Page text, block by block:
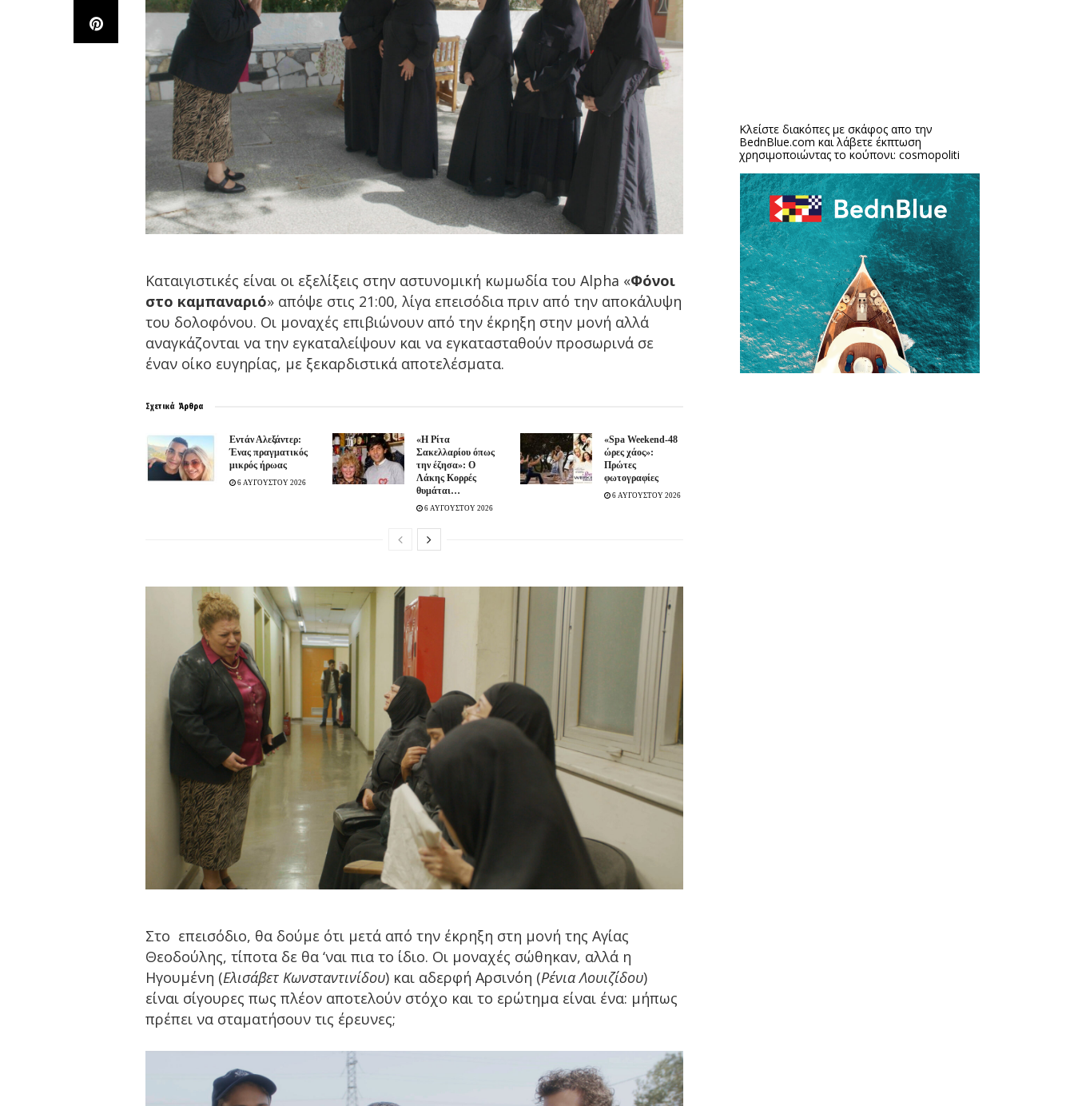
Καταιγιστικές είναι οι εξελίξεις στην αστυνομική κωμωδία του Alpha «Φόνοι
στο καμπαναριό» απόψε στις 21:00, λίγα επεισόδια πριν από την αποκάλυψη
του δολοφόνου. Οι μοναχές επιβιώνουν από την έκρηξη στην μονή αλλά
αναγκάζονται να την εγκαταλείψουν και να εγκατασταθούν προσωρινά σε
έναν οίκο ευγηρίας, με ξεκαρδιστικά αποτελέσματα.
Σχετικά Άρθρα
Εντάν Αλεξάντερ:
Ένας πραγματικός
μικρός ήρωας
6 ΑΥΓΟΥΣΤΟΥ 2026
«Η Ρίτα
Σακελλαρίου όπως
την έζησα»: Ο
Λάκης Κορρές
θυμάται…
6 ΑΥΓΟΥΣΤΟΥ 2026
«Spa Weekend-48
ώρες χάος»:
Πρώτες
φωτογραφίες
6 ΑΥΓΟΥΣΤΟΥ 2026
Στο επεισόδιο, θα δούμε ότι μετά από την έκρηξη στη μονή της Αγίας
Θεοδούλης, τίποτα δε θα ‘ναι πια το ίδιο. Οι μοναχές σώθηκαν, αλλά η
Ηγουμένη (Ελισάβετ Κωνσταντινίδου) και αδερφή Αρσινόη (Ρένια Λουιζίδου)
είναι σίγουρες πως πλέον αποτελούν στόχο και το ερώτημα είναι ένα: μήπως
πρέπει να σταματήσουν τις έρευνες;
Κλείστε διακόπες με σκάφος απο την
BednBlue.com και λάβετε έκπτωση
χρησιμοποιώντας το κούπονι: cosmopoliti